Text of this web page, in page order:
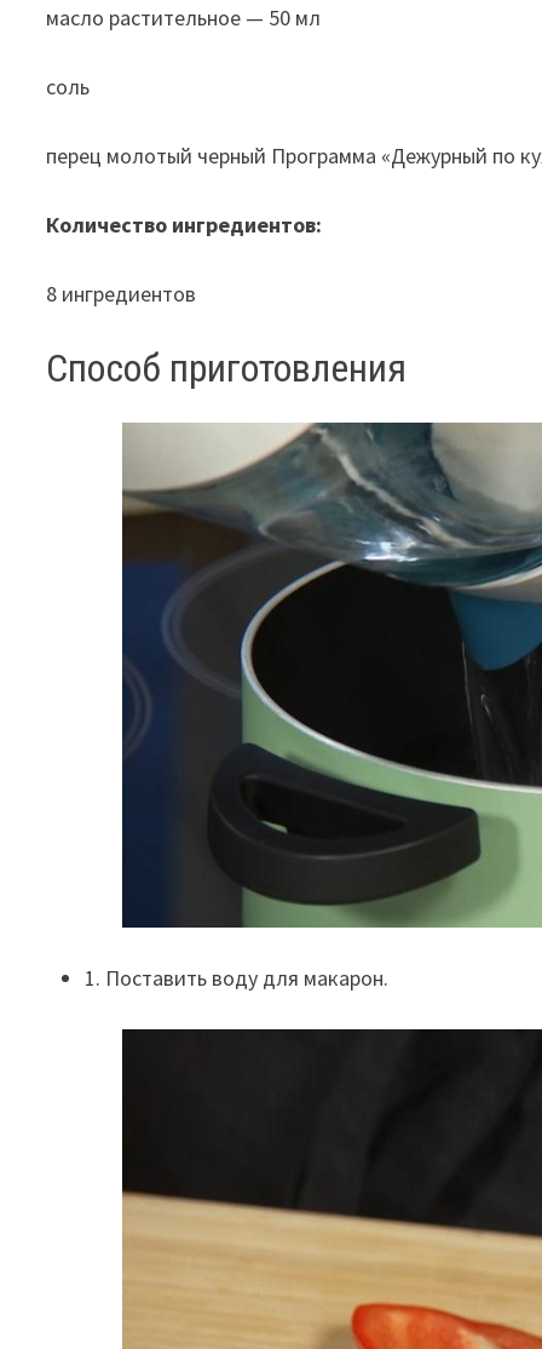
масло растительное — 50 мл
соль
перец молотый черный Программа «Дежурный по
Количество ингредиентов:
8 ингредиентов
Способ приготовления
1. Поставить воду для макарон.